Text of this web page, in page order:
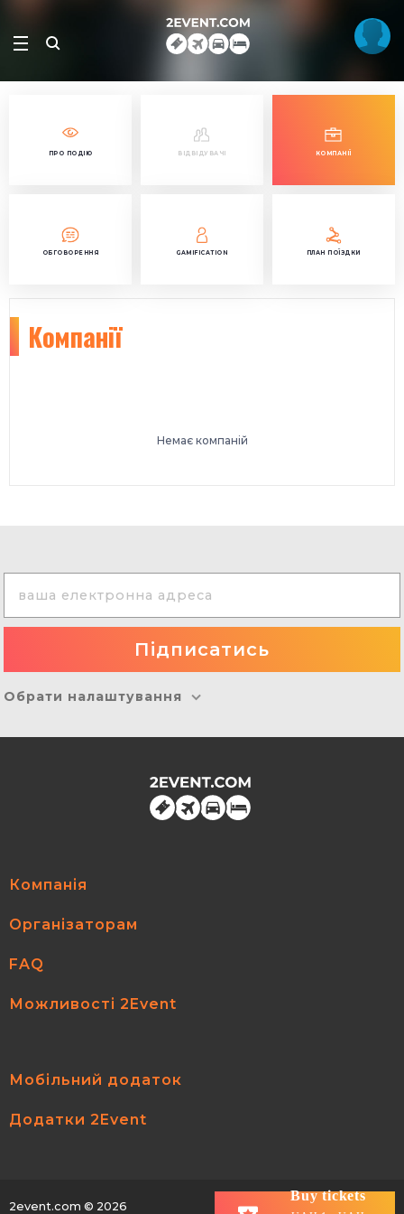
ПРО ПОДІЮ ВІДВІДУВАЧІ КОМПАНІЇ
ОБГОВОРЕННЯ GAMIFICATION ПЛАН ПОЇЗДКИ
Компанії
Немає компаній
Обрати налаштування
Компанія
Організаторам
FAQ
Можливості 2Event
Мобільний додаток
Додатки 2Event
2event.com © 2026 All rights reserved.
Buy tickets